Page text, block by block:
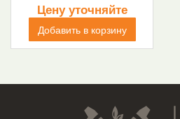
Цену уточняйте
Добавить в корзину